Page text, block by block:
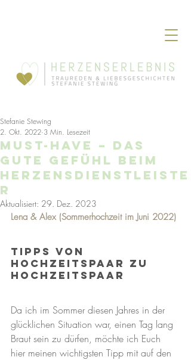
Must-have – das
gute Gefühl beim
Herzensdienstleiste
r
Stefanie Stewing
2. Okt. 2022 3 Min. Lesezeit
Aktualisiert: 29. Dez. 2023
Lena & Alex (Sommerhochzeit im Juni 2022)
tipps von
Hochzeitspaar zu
Hochzeitspaar
Da ich im Sommer diesen Jahres in der
glücklichen Situation war, einen Tag lang
Braut sein zu dürfen, möchte ich Euch
hier meinen wichtigsten Tipp mit auf den